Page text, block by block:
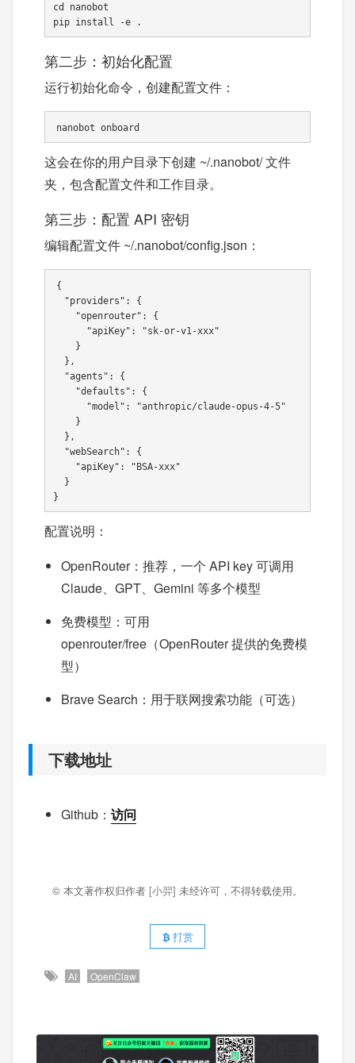
cd nanobot
pip install -e .
第二步：初始化配置
运行初始化命令，创建配置文件：
nanobot onboard
这会在你的用户目录下创建 ~/.nanobot/ 文件
夹，包含配置文件和工作目录。
第三步：配置 API 密钥
编辑配置文件 ~/.nanobot/config.json：
{
  "providers": {
    "openrouter": {
      "apiKey": "sk-or-v1-xxx"
    }
  },
  "agents": {
    "defaults": {
      "model": "anthropic/claude-opus-4-5"
    }
  },
  "webSearch": {
    "apiKey": "BSA-xxx"
  }
}
配置说明：
OpenRouter：推荐，一个 API key 可调用
Claude、GPT、Gemini 等多个模型
免费模型：可用
openrouter/free（OpenRouter 提供的免费模
型）
Brave Search：用于联网搜索功能（可选）
下载地址
Github： 访问
© 本文著作权归作者 [小羿] 未经许可，不得转载使用。
打赏
AI OpenClaw